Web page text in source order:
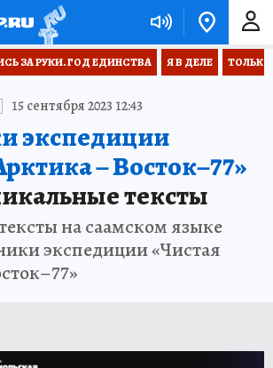
ЗА РУКИ. ГОД ЕДИНСТВА Я В ДЕЛЕ ТОЛЬКО
15 сентября 2023 12:43
экспедиции
– Восток–77»
тексты
на саамском языке
экспедиции «Чистая